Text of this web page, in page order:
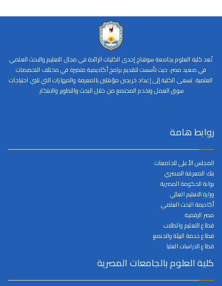
تُعد كلية العلوم بجامعة سوهاج إحدى الكليات الرائدة في مجال التعليم والبحث العلمي
في صعيد مصر، حيث تأسست لتقديم برامج أكاديمية متميزة في مختلف التخصصات
العلمية. تسعى الكلية إلى إعداد خريجين مؤهلين بالمعرفة والمهارات التي تلبي احتياجات
سوق العمل وتخدم المجتمع من خلال البحث والتطوير والابتكار.
روابط هامة
المجلس الأعلى للجامعات
بنك المعرفة المصري
بوابة الحكومة المصرية
وزارة التعليم العالي
أكاديمة البحث العلمي
مصر الرقمية
قطاع التعليم والطلاب
قطاع خدمة البيئة والجنمع
قطاع الدراسات العليا
كلية العلوم بالجامعات المصرية